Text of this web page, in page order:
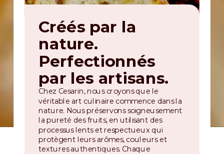
Créés par la
nature.
Perfectionnés
par les artisans.
Chez Cesarin, nous croyons que le
véritable art culinaire commence dans la
nature. Nous préservons soigneusement
la pureté des fruits, en utilisant des
processus lents et respectueux qui
protègent leurs arômes, couleurs et
textures authentiques. Chaque